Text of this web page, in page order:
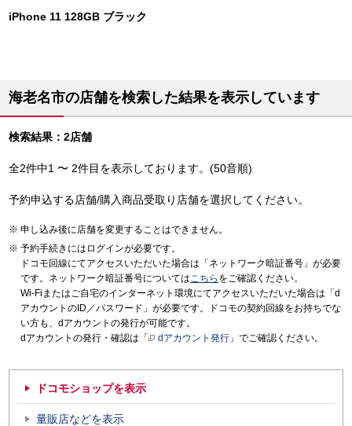
iPhone 11 128GB ブラック
海老名市の店舗を検索した結果を表示しています
検索結果：2店舗
全2件中1 〜 2件目を表示しております。(50音順)
予約申込する店舗/購入商品受取り店舗を選択してください。
申し込み後に店舗を変更することはできません。
予約手続きにはログインが必要です。
ドコモ回線にてアクセスいただいた場合は「ネットワーク暗証番号」が必要
です。ネットワーク暗証番号についてはこちら をご確認ください。
Wi-Fiまたはご自宅のインターネット環境にてアクセスいただいた場合は「d
アカウントのID／パスワード」が必要です。ドコモの契約回線をお持ちでな
い方も、dアカウントの発行が可能です。
dアカウントの発行・確認は「
dアカウント発行 」でご確認ください。
ドコモショップを表示
量販店などを表示